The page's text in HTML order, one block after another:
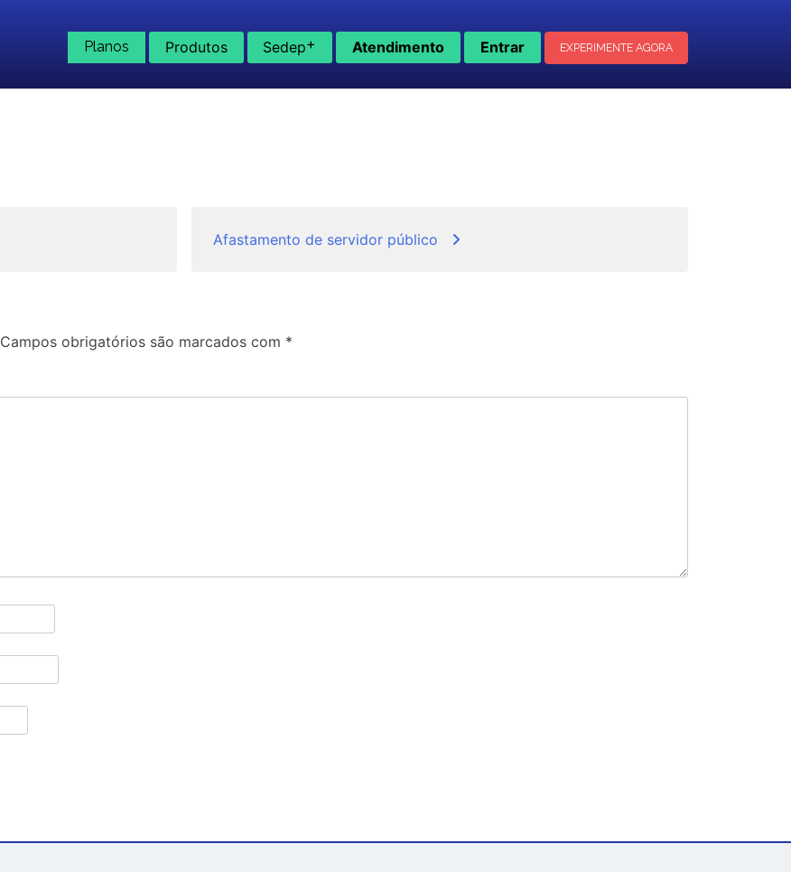
Planos Produtos Sedep+ Atendimento Entrar EXPERIMENTE AGORA
Afastamento de servidor público
Campos obrigatórios são marcados com *